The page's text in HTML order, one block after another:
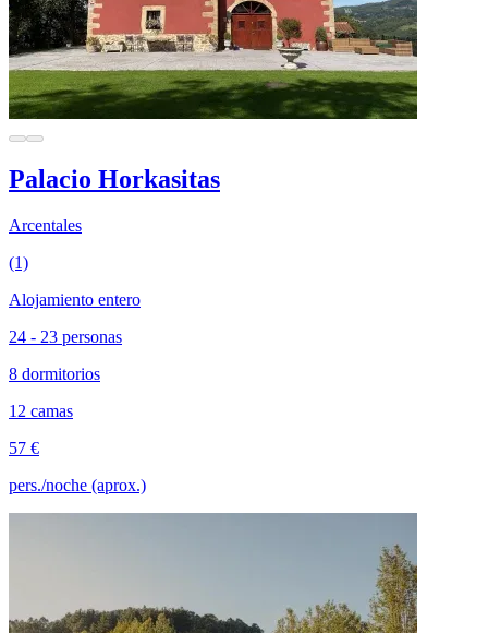
Palacio Horkasitas
Arcentales
(1)
Alojamiento entero
24 - 23 personas
8 dormitorios
12 camas
57 €
pers./noche (aprox.)